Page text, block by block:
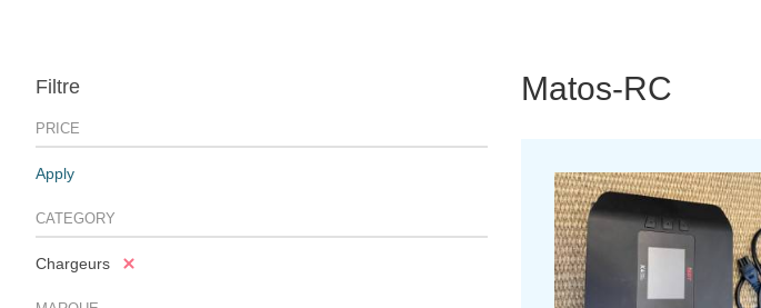
Filtre
PRICE
Apply
CATEGORY
Chargeurs
Matos-RC